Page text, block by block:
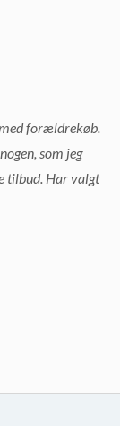
forældrekøb.
som jeg
tilbud. Har valgt